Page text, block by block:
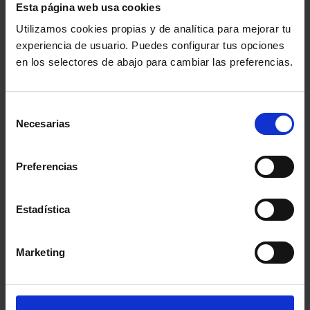
Esta página web usa cookies
Utilizamos cookies propias y de analítica para mejorar tu
experiencia de usuario. Puedes configurar tus opciones
en los selectores de abajo para cambiar las preferencias.
Necesarias
Preferencias
Estadística
Marketing
Digitales, en el ámbito de actuación de los derechos
de libertad, protección y seguridad en el mundo
digital. Las actuaciones están financiadas por el Plan
de Recuperación, Transformación y Resiliencia a través
INSCRIPCIONES
Localidad:Consejo General Abogacía Española